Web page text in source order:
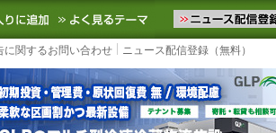
物流ニュースをお届けします。物流ニ
お気に入りに追加 よく見るテーマ
に関するお問い合わせ ニュース配信登録（無料）